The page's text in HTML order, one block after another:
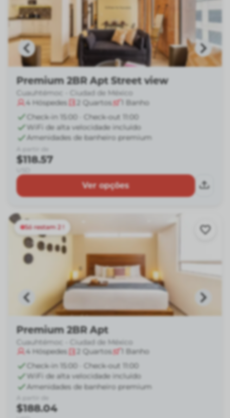
Premium 2BR Apt Street view
Cuauhtémoc - Ciudad de México
4 Hóspedes Quartos
Banho
Check-in 15:00 · Check-out 11:00
WiFi de alta velocidade incluído
Amenidades de banheiro premium
$118.57
Ver opções
Só restam 2 !
Premium 2BR Apt
Cuauhtémoc - Ciudad de México
4 Hóspedes Quartos
Banho
Check-in 15:00 · Check-out 11:00
WiFi de alta velocidade incluído
Amenidades de banheiro premium
$188.04